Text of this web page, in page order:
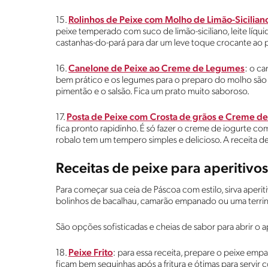
15. Rolinhos de Peixe com Molho de Limão-
peixe temperado com suco de limão-siciliano, leite
castanhas-do-pará para dar um leve toque crocante ao
16.Canelone de Peixe ao Creme de Legumes: o
bem prático e os legumes para o preparo do molho
pimentão e o salsão. Fica um prato muito saboroso.
17. Posta de Peixe com Crosta de grãos e Creme
fica pronto rapidinho. É só fazer o creme de iogurte
robalo tem um tempero simples e delicioso. A receita
Receitas de peixe para aperitivos
Para começar sua ceia de Páscoa com estilo, sirva
bolinhos de bacalhau, camarão empanado ou uma
São opções sofisticadas e cheias de sabor para abrir o
18. Peixe Frito: para essa receita, prepare o peixe
ficam bem sequinhas após a fritura e ótimas para